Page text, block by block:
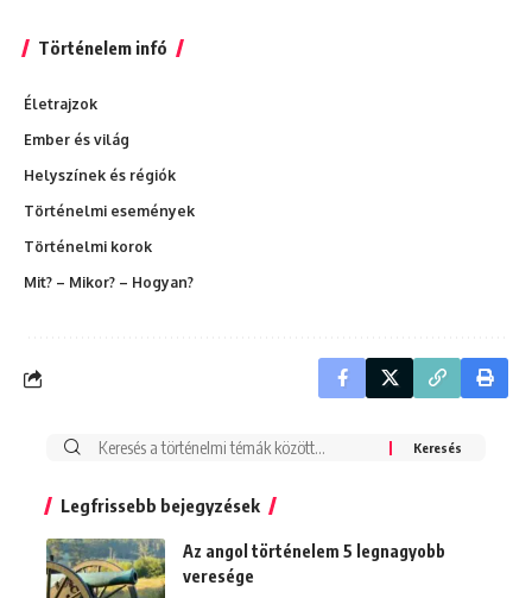
Történelem infó
Életrajzok
Ember és világ
Helyszínek és régiók
Történelmi események
Történelmi korok
Mit? – Mikor? – Hogyan?
Search
Legfrissebb bejegyzések
Az angol történelem 5 legnagyobb
veresége